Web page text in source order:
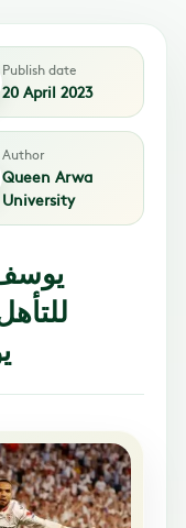
Publish date
20 April 2023
Author
Queen Arwa
University